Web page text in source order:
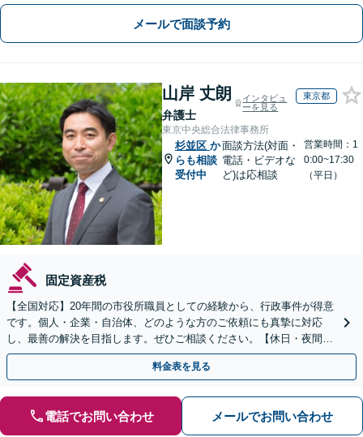
メールで面談予約
山岸 丈朗
弁護士
インタビュ
ーを見る
東京都
東京中央総合法律事務所
杉並区 か
らも相談
受付中
面談方法(対面・
電話・ビデオな
ど)は応相談
営業時間：1
0:00~17:30
（平日）
固定資産税
【全国対応】20年間の市役所職員としての経験から、行政事件が得意
です。個人・企業・自治体、どのような方のご依頼にも真摯に対応
し、最善の解決を目指します。ぜひご相談ください。【休日・夜間相
談可】【ビデオ面談可】【銀座駅1分】
料金表を見る
電話でお問い合わせ メールでお問い合わせ